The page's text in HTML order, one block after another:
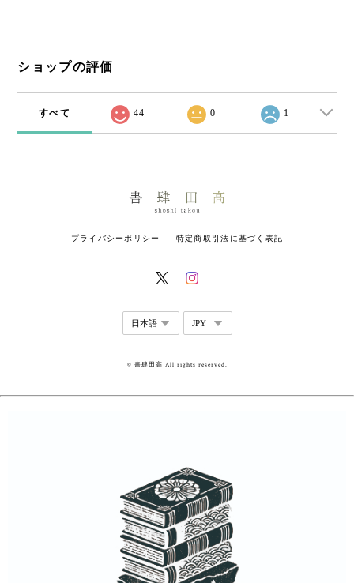
ショップの評価
すべて 44 0 1
プライバシーポリシー 特定商取引法に基づく表記
© 書肆田高 All rights reserved.